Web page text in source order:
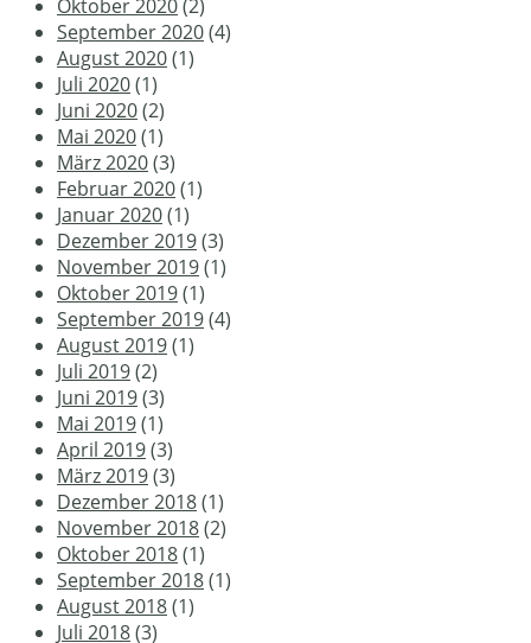
Oktober 2020(2)
September 2020(4)
August 2020(1)
Juli 2020(1)
Juni 2020(2)
Mai 2020(1)
März 2020(3)
Februar 2020(1)
Januar 2020(1)
Dezember 2019(3)
November 2019(1)
Oktober 2019(1)
September 2019(4)
August 2019(1)
Juli 2019(2)
Juni 2019(3)
Mai 2019(1)
April 2019(3)
März 2019(3)
Dezember 2018(1)
November 2018(2)
Oktober 2018(1)
September 2018(1)
August 2018(1)
Juli 2018(3)